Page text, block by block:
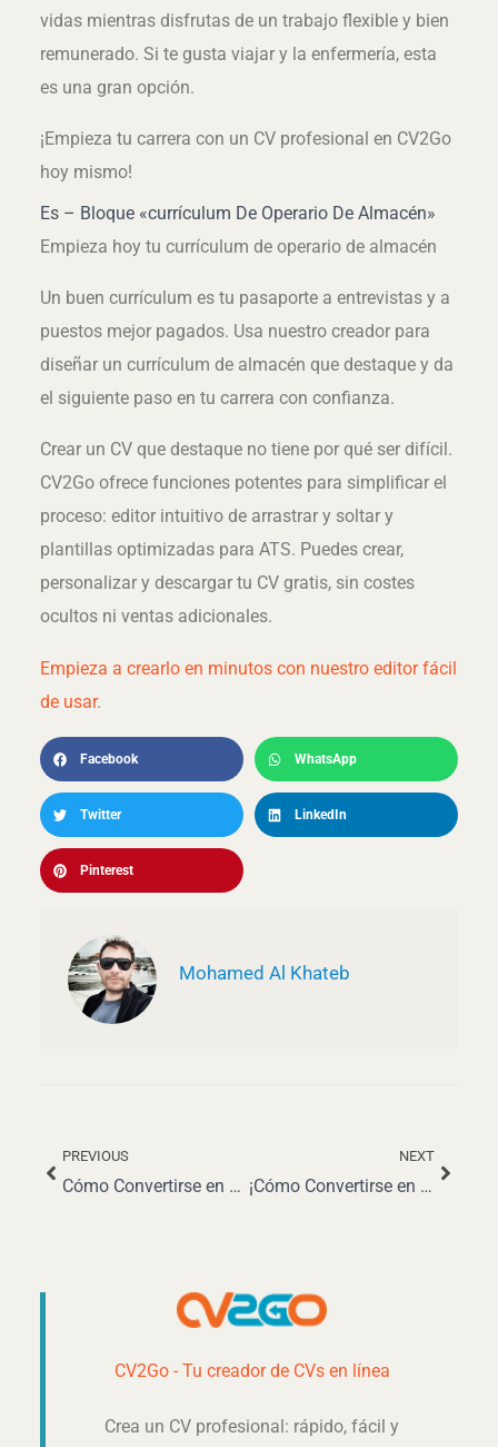
vidas mientras disfrutas de un trabajo flexible y bien
remunerado. Si te gusta viajar y la enfermería, esta
es una gran opción.
¡Empieza tu carrera con un CV profesional en CV2Go
hoy mismo!
Es – Bloque «currículum De Operario De Almacén»
Empieza hoy tu currículum de operario de almacén
Un buen currículum es tu pasaporte a entrevistas y a
puestos mejor pagados. Usa nuestro creador para
diseñar un currículum de almacén que destaque y da
el siguiente paso en tu carrera con confianza.
Crear un CV que destaque no tiene por qué ser difícil.
CV2Go ofrece funciones potentes para simplificar el
proceso: editor intuitivo de arrastrar y soltar y
plantillas optimizadas para ATS. Puedes crear,
personalizar y descargar tu CV gratis, sin costes
ocultos ni ventas adicionales.
Empieza a crearlo en minutos con nuestro editor fácil
de usar.
Facebook WhatsApp
Twitter LinkedIn
Pinterest
Mohamed Al Khateb
AntPREVIOUS
Cómo Convertirse en Auxiliar de Vuelo: Guía Completa para tu Carrera
NEXT
¡Cómo Convertirse en Enfermero/a Especialista: Guía Completa!
CV2Go - Tu creador de CVs en línea
Crea un CV profesional: rápido, fácil y